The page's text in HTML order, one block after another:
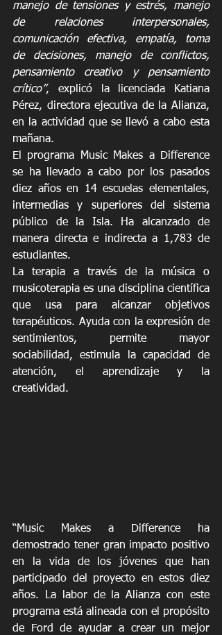
manejo de tensiones y estrés, manejo
de relaciones interpersonales,
comunicación efectiva, empatía, toma
de decisiones, manejo de conflictos,
pensamiento creativo y pensamiento
crítico”, explicó la licenciada Katiana
Pérez, directora ejecutiva de la Alianza,
en la actividad que se llevó a cabo esta
mañana.
El programa Music Makes a Difference
se ha llevado a cabo por los pasados
diez años en 14 escuelas elementales,
intermedias y superiores del sistema
público de la Isla. Ha alcanzado de
manera directa e indirecta a 1,783 de
estudiantes.
La terapia a través de la música o
musicoterapia es una disciplina científica
que usa para alcanzar objetivos
terapéuticos. Ayuda con la expresión de
sentimientos, permite mayor
sociabilidad, estimula la capacidad de
atención, el aprendizaje y la
creatividad.
“Music Makes a Difference ha
demostrado tener gran impacto positivo
en la vida de los jóvenes que han
participado del proyecto en estos diez
años. La labor de la Alianza con este
programa está alineada con el propósito
de Ford de ayudar a crear un mejor